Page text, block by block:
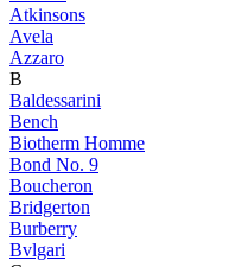
Atkinsons
Avela
Azzaro
B
Baldessarini
Bench
Biotherm Homme
Bond No. 9
Boucheron
Bridgerton
Burberry
Bvlgari